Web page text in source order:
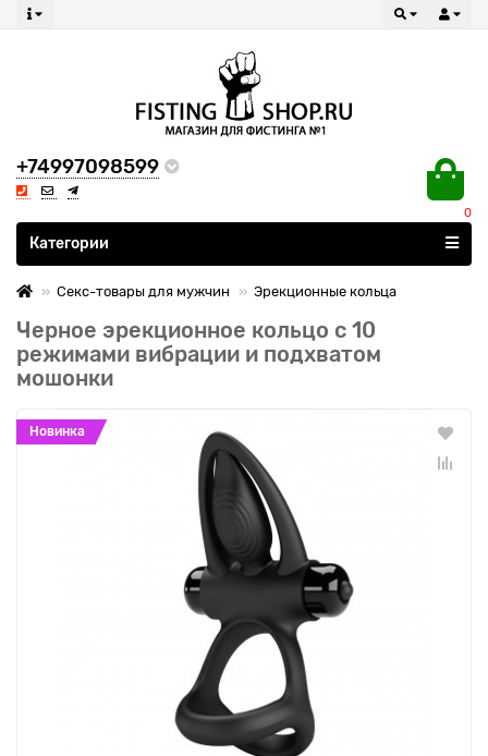
+74997098599
0
Все категории
Категории
Секс-товары для мужчин Эрекционные кольца
Черное эрекционное кольцо с 10
режимами вибрации и подхватом
мошонки
Новинка